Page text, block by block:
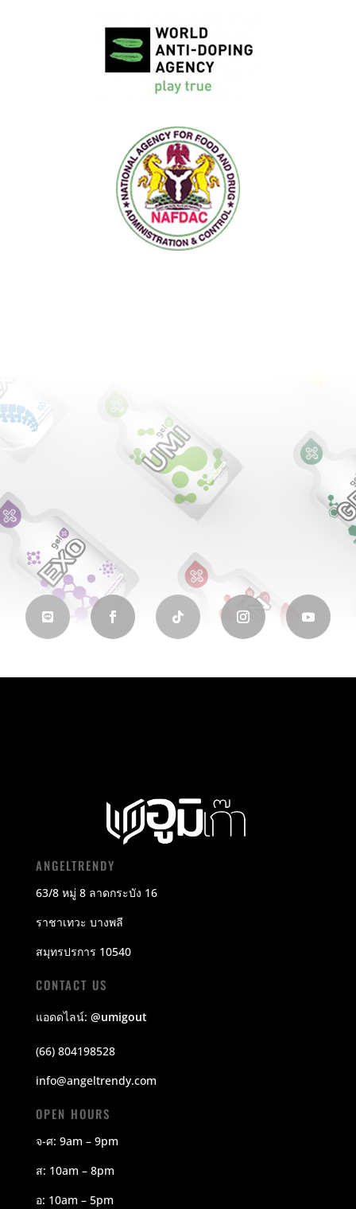
ANGELTRENDY
63/8 หมู่ 8 ลาดกระบัง 16
ราชาเทวะ บางพลี
สมุทรปรการ 10540
CONTACT US
แอดดไลน์: @umigout
(66) 804198528
info@angeltrendy.com
OPEN HOURS
จ-ศ: 9am – 9pm
ส: 10am – 8pm
อ: 10am – 5pm